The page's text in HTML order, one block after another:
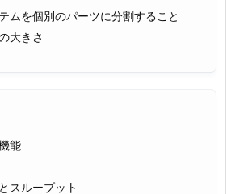
ムを個別のパーツに分割すること
大きさ
能
スループット